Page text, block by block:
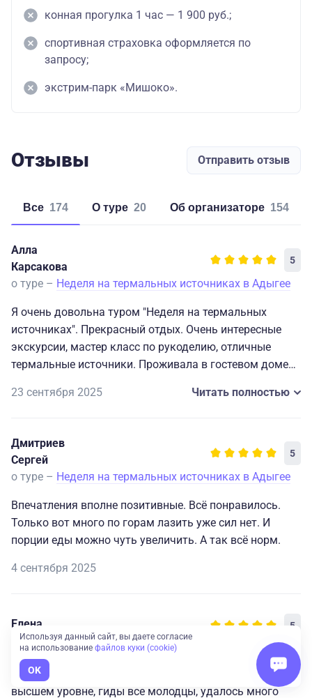
конная прогулка 1 час — 1 900 руб.;
спортивная страховка оформляется по
запросу;
экстрим-парк «Мишоко».
Отзывы Отправить отзыв
Все 174 о туре 20 об организаторе 154
Алла
Карсакова
5
о туре – Неделя на термальных источниках в Адыгее
Я очень довольна туром "Неделя на термальных
источниках". Прекрасный отдых. Очень интересные
экскурсии, мастер класс по рукоделию, отличные
термальные источники. Проживала в гостевом доме
прекрасные деревянные домики, питание по-
насладилась отдыхом и красотой Адыгеи! Спасибо
огромное! Буду рекомендовать друзьям.
23 сентября 2025 Читать полностью
Дмитриев
Сергей
5
о туре – Неделя на термальных источниках в Адыгее
Впечатления вполне позитивные. Всё понравилось.
Только вот много по горам лазить уже сил нет. И
порции еды можно чуть увеличить. А так всё норм.
4 сентября 2025
Елена 5
о туре –Неделя на термальных источниках в Адыгее
Организация туристического маршрута была на
высшем уровне, гиды все молодцы, удалось много
Используя данный сайт, вы даете согласие
на использование файлов куки (cookie)
OK